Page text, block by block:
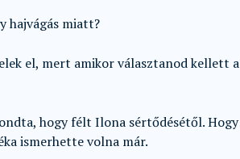
hajvágás miatt?
el, mert amikor választanod kellett
hogy félt Ilona sértődésétől.
ismerhette volna már.